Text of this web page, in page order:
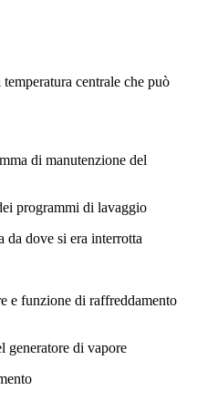
centrale che può
di manutenzione del
programmi di lavaggio
dove si era interrotta
e funzione di raffreddamento
generatore di vapore